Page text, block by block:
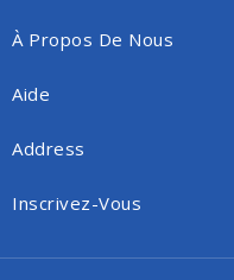
À Propos De Nous
Aide
Address
Inscrivez-Vous